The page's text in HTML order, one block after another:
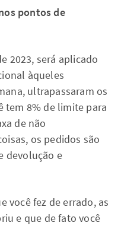
pontos de
2023, será aplicado
àqueles
ultrapassaram os
tem 8% de limite para
de não
os pedidos são
devolução e
você fez de errado, as
e que de fato você